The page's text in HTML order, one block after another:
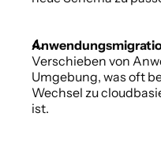
Verschieben von
Umgebung, was oft
Wechsel zu
ist.